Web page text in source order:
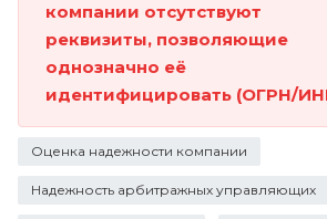
компании отсутствуют
реквизиты, позволяющие
однозначно её
идентифицировать (ОГРН/
Оценка надежности компании
Надежность арбитражных управляющих